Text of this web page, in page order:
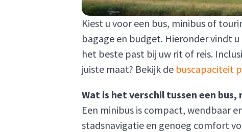
Kiest u voor een bus, minibus of
bagage en budget. Hieronder vindt
het beste past bij uw rit of reis.
juiste maat? Bekijk de buscapaciteit
Wat is het verschil tussen een
Een minibus is compact, wendbaar
stadsnavigatie en genoeg comfort